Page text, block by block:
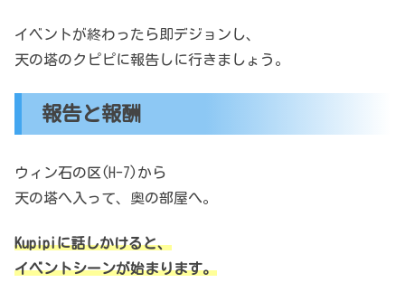
イベントが終わったら即デジョンし、
天の塔のクピピに報告しに行きましょう。
報告と報酬
ウィン石の区(H-7)から
天の塔へ入って、奥の部屋へ。
Kupipiに話しかけると、
イベントシーンが始まります。